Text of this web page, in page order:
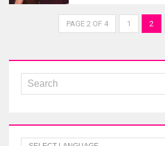
PAGE 2 OF 4 1 2